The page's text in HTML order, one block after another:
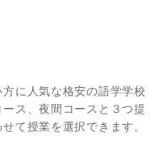
に人気な格安の語学学校
ス、夜間コースと３つ提
て授業を選択できます。